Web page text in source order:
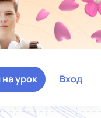
Вход
урок